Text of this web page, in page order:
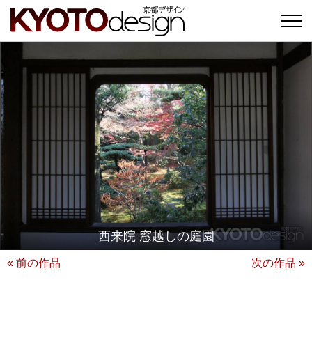
西来院 窓越しの庭園
« 前の作品 次の作品 »